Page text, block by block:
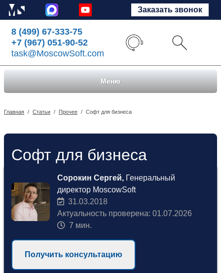
Заказать звонок
8 (499) 67-333-75
+7 (967) 051-90-52
task@MoscowSoft.com
Меню
Главная / Статьи / Прочее / Софт для бизнеса
Софт для бизнеса
Сорокин Сергей, Генеральный
директор MoscowSoft
31.03.2018
Актуальность проверена: 01.07.2026
7 мин.
Получить консультацию